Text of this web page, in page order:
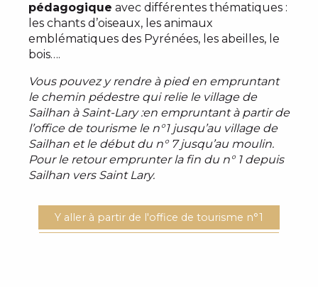
pédagogique avec différentes thématiques :
les chants d’oiseaux, les animaux
emblématiques des Pyrénées, les abeilles, le
bois….
Vous pouvez y rendre à pied en empruntant
le chemin pédestre qui relie le village de
Sailhan à Saint-Lary :en empruntant à partir de
l’office de tourisme le n°1 jusqu’au village de
Sailhan et le début du n° 7 jusqu’au moulin.
Pour le retour emprunter la fin du n° 1 depuis
Sailhan vers Saint Lary.
Y aller à partir de l'office de tourisme n°1